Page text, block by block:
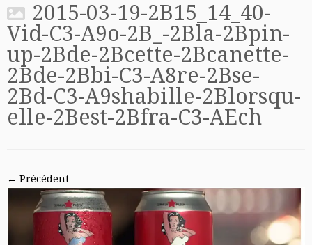
2015-03-19-2B15_14_40-
Vid-C3-A9o-2B_-2Bla-2Bpin-
up-2Bde-2Bcette-2Bcanette-
2Bde-2Bbi-C3-A8re-2Bse-
2Bd-C3-A9shabille-2Blorsqu-
elle-2Best-2Bfra-C3-AEch
← Précédent